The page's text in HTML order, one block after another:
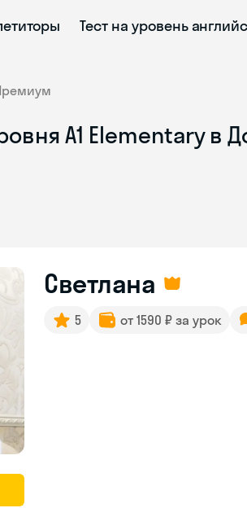
Тест на уровень
A1 Elementary в
Светлана
5 от 1590 ₽ за урок